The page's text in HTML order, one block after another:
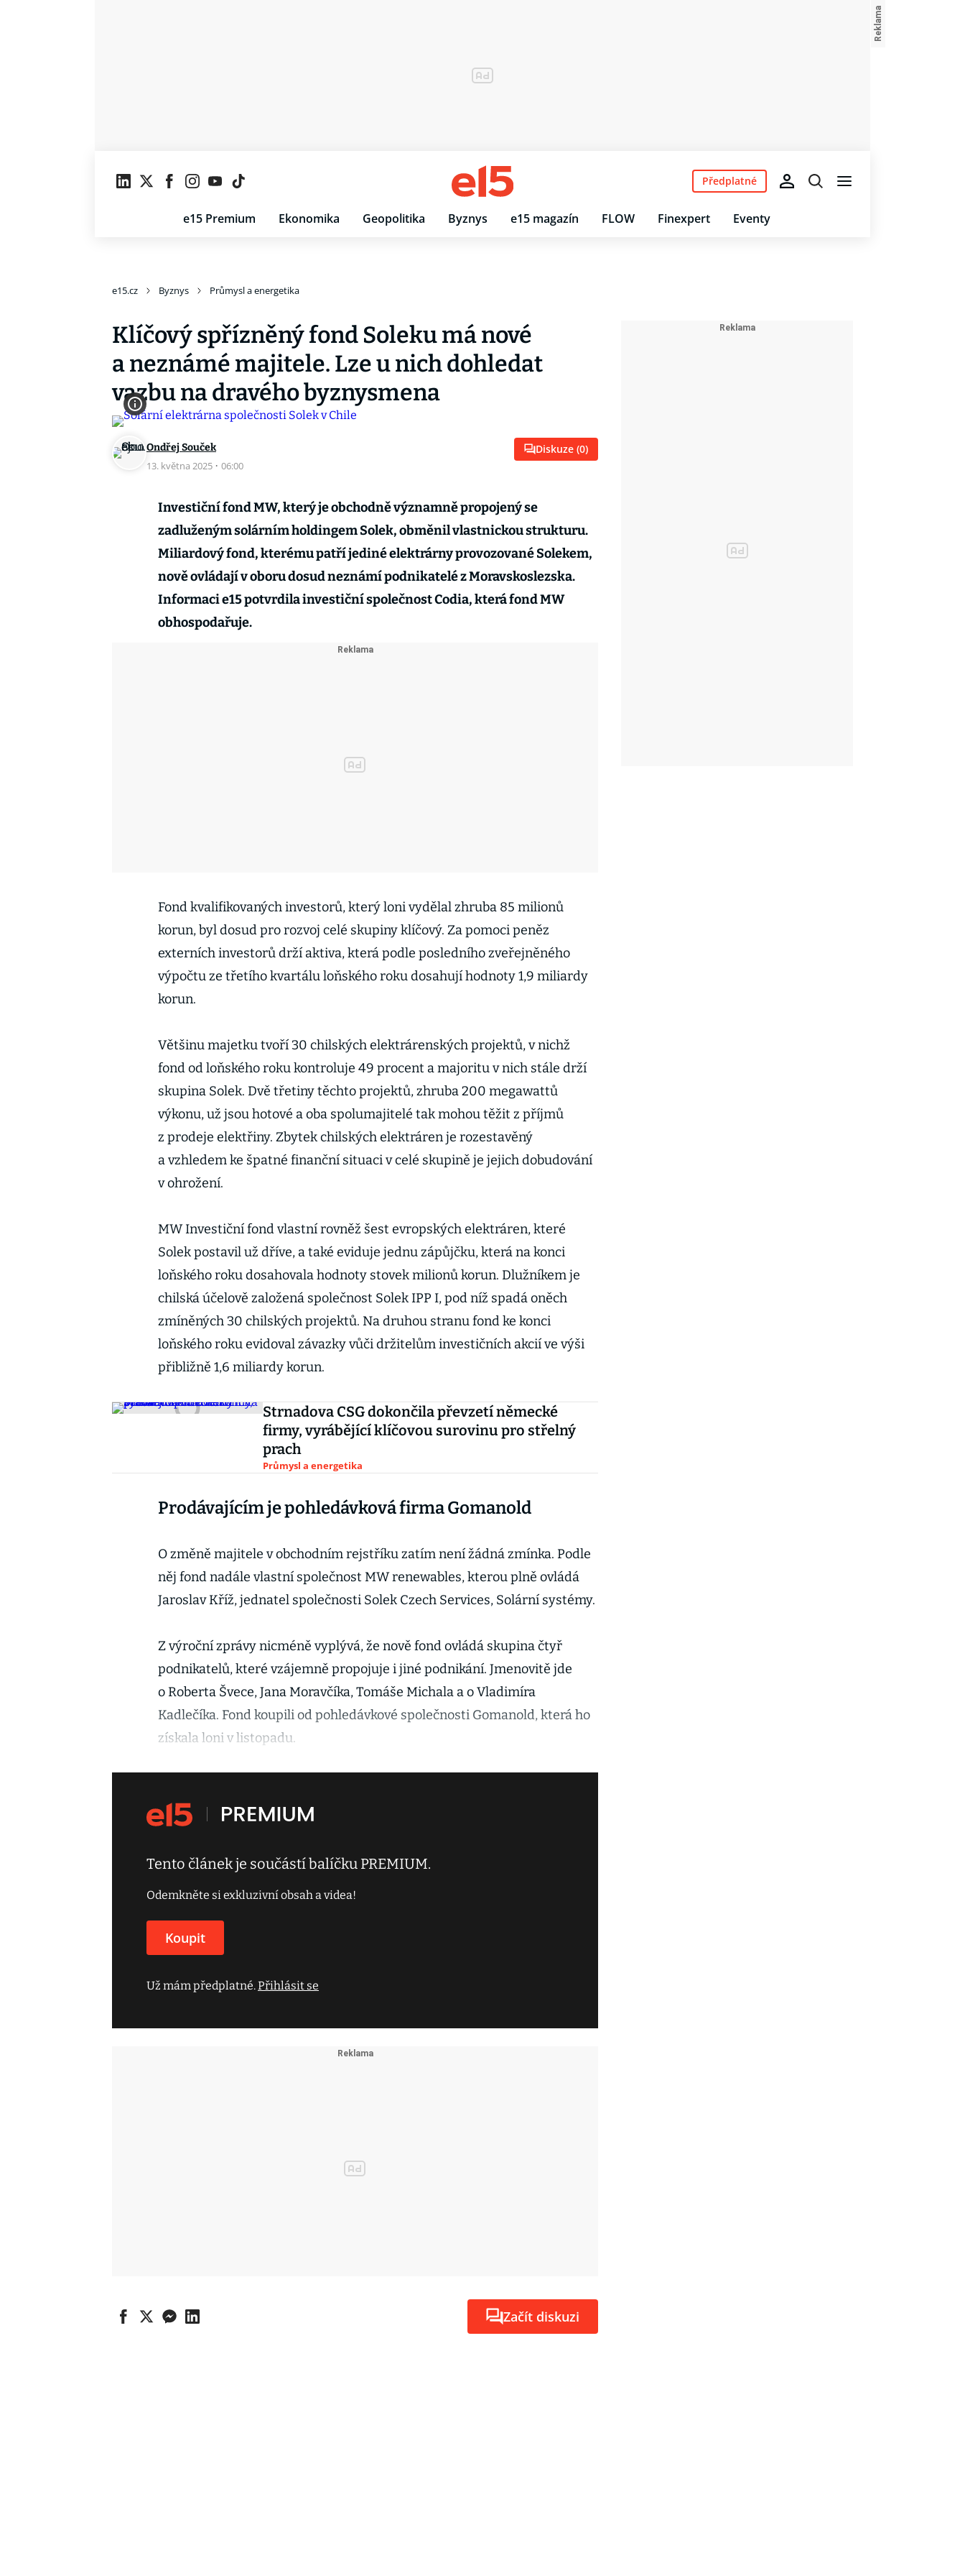
e15 Premium Ekonomika Geopolitika Byznys e15 magazín FLOW Finexpert Eventy
Předplatné
e15.cz Byznys Průmysl a energetika
Klíčový spřízněný fond Soleku má nové
a neznámé majitele. Lze u nich dohledat
vazbu na dravého byznysmena
Ondřej Souček
13. května 2025 · 06:00
Diskuze (0)
Investiční fond MW, který je obchodně významně propojený se
zadluženým solárním holdingem Solek, obměnil vlastnickou strukturu.
Miliardový fond, kterému patří jediné elektrárny provozované Solekem,
nově ovládají v oboru dosud neznámí podnikatelé z Moravskoslezska.
Informaci e15 potvrdila investiční společnost Codia, která fond MW
obhospodařuje.
Fond kvalifikovaných investorů, který loni vydělal zhruba 85 milionů
korun, byl dosud pro rozvoj celé skupiny klíčový. Za pomoci peněz
externích investorů drží aktiva, která podle posledního zveřejněného
výpočtu ze třetího kvartálu loňského roku dosahují hodnoty 1,9 miliardy
korun.
Většinu majetku tvoří 30 chilských elektrárenských projektů, v nichž
fond od loňského roku kontroluje 49 procent a majoritu v nich stále drží
skupina Solek. Dvě třetiny těchto projektů, zhruba 200 megawattů
výkonu, už jsou hotové a oba spolumajitelé tak mohou těžit z příjmů
z prodeje elektřiny. Zbytek chilských elektráren je rozestavěný
a vzhledem ke špatné finanční situaci v celé skupině je jejich dobudování
v ohrožení.
MW Investiční fond vlastní rovněž šest evropských elektráren, které
Solek postavil už dříve, a také eviduje jednu zápůjčku, která na konci
loňského roku dosahovala hodnoty stovek milionů korun. Dlužníkem je
chilská účelově založená společnost Solek IPP I, pod níž spadá oněch
zmíněných 30 chilských projektů. Na druhou stranu fond ke konci
loňského roku evidoval závazky vůči držitelům investičních akcií ve výši
přibližně 1,6 miliardy korun.
Strnadova CSG dokončila převzetí německé
firmy, vyrábějící klíčovou surovinu pro střelný
prach
Průmysl a energetika
Prodávajícím je pohledávková firma Gomanold
O změně majitele v obchodním rejstříku zatím není žádná zmínka. Podle
něj fond nadále vlastní společnost MW renewables, kterou plně ovládá
Jaroslav Kříž, jednatel společnosti Solek Czech Services, Solární systémy.
Z výroční zprávy nicméně vyplývá, že nově fond ovládá skupina čtyř
podnikatelů, které vzájemně propojuje i jiné podnikání. Jmenovitě jde
o Roberta Švece, Jana Moravčíka, Tomáše Michala a o Vladimíra
Kadlečíka. Fond koupili od pohledávkové společnosti Gomanold, která ho
získala loni v listopadu.
Tento článek je součástí balíčku PREMIUM.
Odemkněte si exkluzivní obsah a videa!
Koupit
Už mám předplatné.Přihlásit se
Začít diskuzi